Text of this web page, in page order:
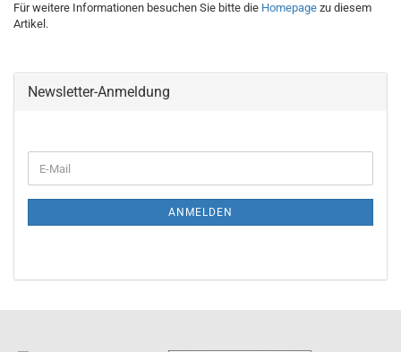
Für weitere Informationen besuchen Sie bitte die Homepage zu diesem
Artikel.
Newsletter-Anmeldung
ANMELDEN